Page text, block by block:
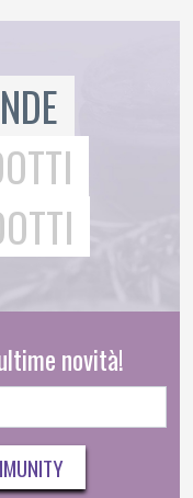
novità!